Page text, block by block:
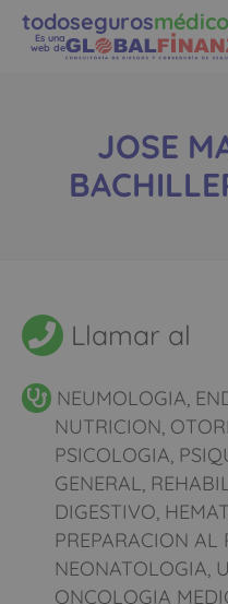
todoseguros
Es una
web de
JOSE
Llamar al
NEUMOLOGIA,
NUTRICION,
PSICOLOGIA,
GENERAL,
DIGESTIVO,
PREPARACION AL
NEONATOLOGIA,
ONCOLOGIA